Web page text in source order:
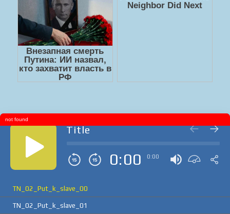
Title
0:00 0:00
TN_02_Put_k_slave_00
TN_02_Put_k_slave_01
not found